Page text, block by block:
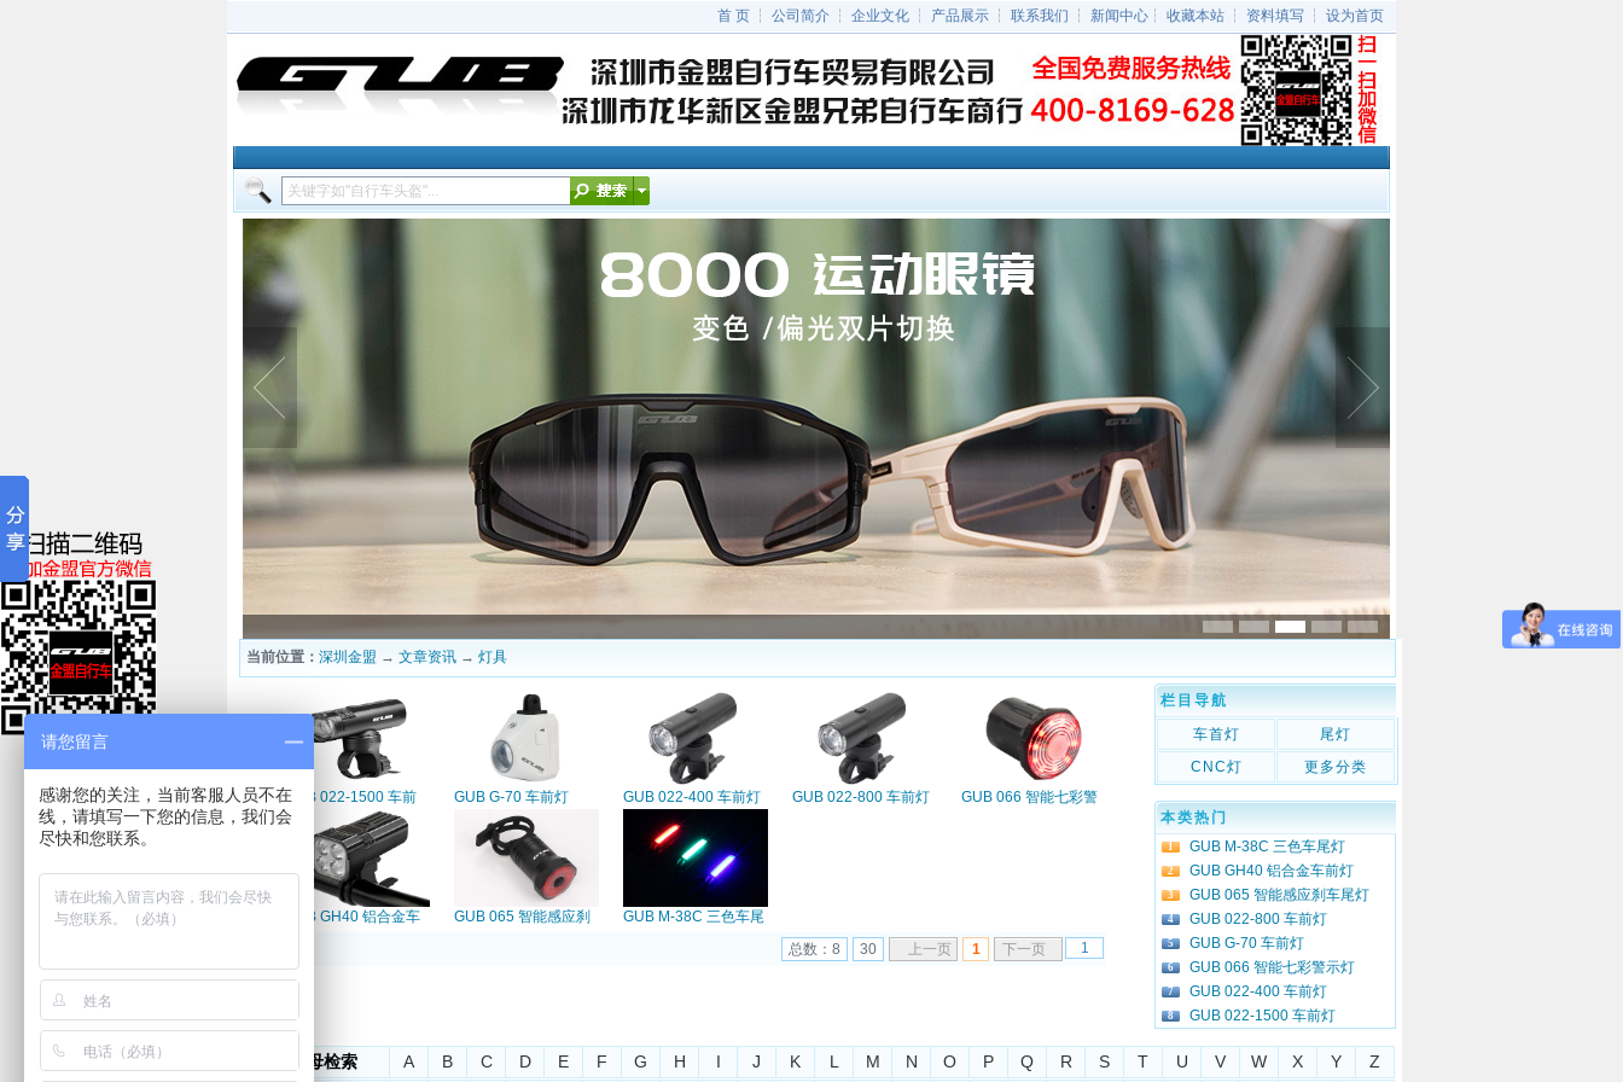
首 页 ┆ 公司简介 ┆ 企业文化 ┆ 产品展示 ┆ 联系我们 ┆ 新闻中心 ┆ 收藏本站 ┆ 资料填写 ┆ 设为首页
当前位置： 深圳金盟 → 文章资讯 → 灯具
GUB 022-1500 车前
灯
GUB G-70 车前灯 GUB 022-400 车前灯 GUB 022-800 车前灯
GUB 066 智能七彩警
GUB GH40 铝合金车
GUB 065 智能感应刹
GUB M-38C 三色车尾
总数：8 30 上一页 1 下一页
栏目导航
车首灯
尾灯
CNC灯
更多分类
本类热门
1 GUB M-38C 三色车尾灯
2 GUB GH40 铝合金车前灯
3 GUB 065 智能感应刹车尾灯
4 GUB 022-800 车前灯
5 GUB G-70 车前灯
6 GUB 066 智能七彩警示灯
7 GUB 022-400 车前灯
8 GUB 022-1500 车前灯
按字母检索 A B C D E F G H I J K L M N O P Q R S T U V W X Y Z
请您留言
感谢您的关注，当前客服人员不在
线，请填写一下您的信息，我们会
尽快和您联系。